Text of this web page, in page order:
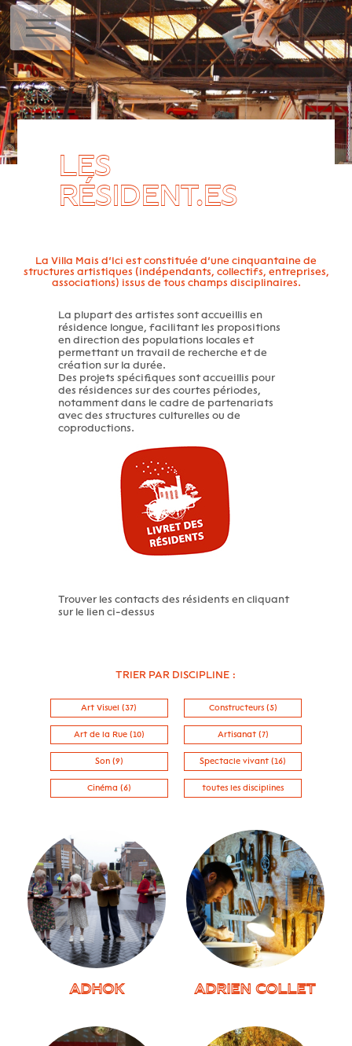
LES
RÉSIDENT.ES
MENU
La Villa Mais d’Ici est constituée d’une cinquantaine de
structures artistiques (indépendants, collectifs, entreprises,
associations) issus de tous champs disciplinaires.
La plupart des artistes sont accueillis en
résidence longue, facilitant les propositions
en direction des populations locales et
permettant un travail de recherche et de
création sur la durée.
Des projets spécifiques sont accueillis pour
des résidences sur des courtes périodes,
notamment dans le cadre de partenariats
avec des structures culturelles ou de
coproductions.
Trouver les contacts des résidents en cliquant
sur le lien ci-dessus
TRIER PAR DISCIPLINE :
Art Visuel (37) Constructeurs (5)
Art de la Rue (10) Artisanat (7)
Son (9) Spectacle vivant (16)
Cinéma (6) toutes les disciplines
ADHOK ADRIEN COLLET